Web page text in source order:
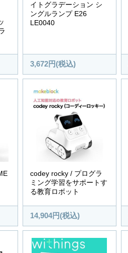
イトグラデーション シ
ングルランプ E26
LE0040
3,672円(税込)
codey rocky / プログラ
ミング学習をサポートす
る教育ロボット
14,904円(税込)